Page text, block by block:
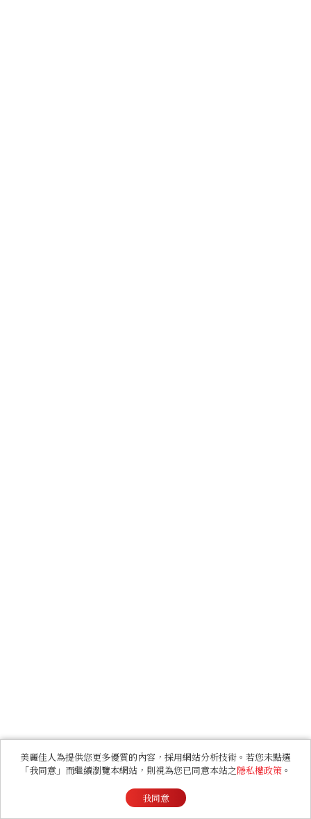
美麗佳人為提供您更多優質的內容，採用網站分析技術。若您未點選
「我同意」而繼續瀏覽本網站，則視為您已同意本站之隱私權政策 。
我同意